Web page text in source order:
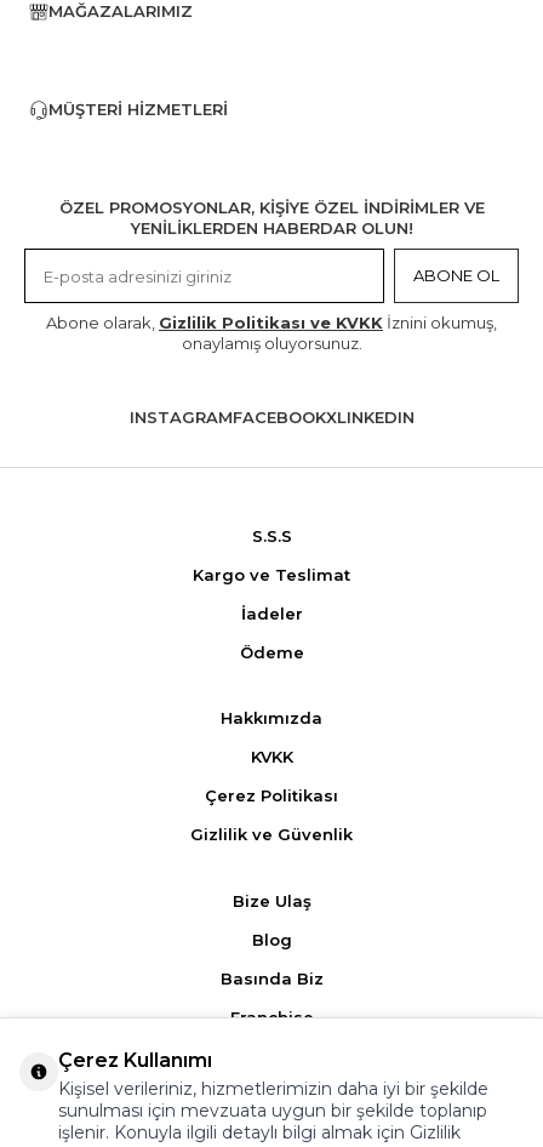
MAĞAZALARIMIZ
MÜŞTERI HIZMETLERI
ÖZEL PROMOSYONLAR, KİŞİYE ÖZEL İNDİRİMLER VE
YENİLİKLERDEN HABERDAR OLUN!
ABONE OL
Abone olarak, Gizlilik Politikası ve KVKK İznini okumuş,
onaylamış oluyorsunuz.
INSTAGRAMFACEBOOKXLINKEDIN
S.S.S
Kargo ve Teslimat
İadeler
Ödeme
Hakkımızda
KVKK
Çerez Politikası
Gizlilik ve Güvenlik
Bize Ulaş
Blog
Basında Biz
Franchise
Ürün Yorumları
Kampanyalar
Çerez Kullanımı
Kişisel verileriniz, hizmetlerimizin daha iyi bir şekilde
sunulması için mevzuata uygun bir şekilde toplanıp
işlenir. Konuyla ilgili detaylı bilgi almak için Gizlilik